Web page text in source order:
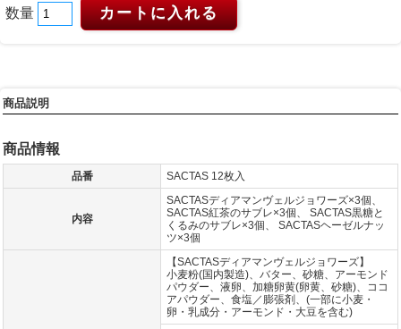
数量
商品説明
商品情報
品番 SACTAS 12枚入
内容
SACTASディアマンヴェルジョワーズ×3個、
SACTAS紅茶のサブレ×3個、 SACTAS黒糖と
くるみのサブレ×3個、 SACTASヘーゼルナッ
ツ×3個
【SACTASディアマンヴェルジョワーズ】
小麦粉(国内製造)、バター、砂糖、アーモンド
パウダー、液卵、加糖卵黄(卵黄、砂糖)、ココ
アパウダー、食塩／膨張剤、(一部に小麦・
卵・乳成分・アーモンド・大豆を含む)